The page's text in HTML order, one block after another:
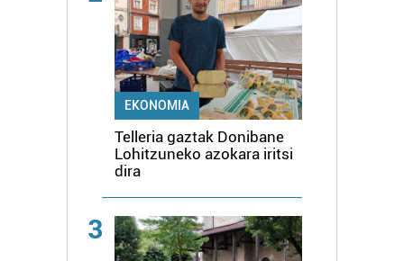
EKONOMIA
Telleria gaztak Donibane
Lohitzuneko azokara iritsi
dira
3